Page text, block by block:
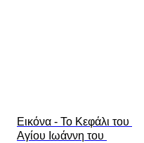
Εικόνα - Το Κεφάλι του
Αγίου Ιωάννη του